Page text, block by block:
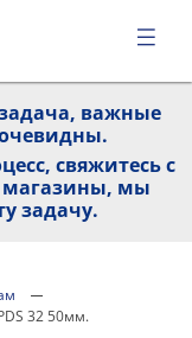
важные
свяжитесь с
магазины, мы
задачу.
32 50мм.